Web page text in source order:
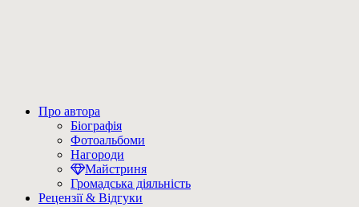
Про автора
Біографія
Фотоальбоми
Нагороди
Майстриня
Громадська діяльність
Рецензії & Відгуки